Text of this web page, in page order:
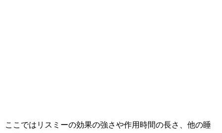
ここではリスミーの効果の強さや作用時間の長さ、他の睡